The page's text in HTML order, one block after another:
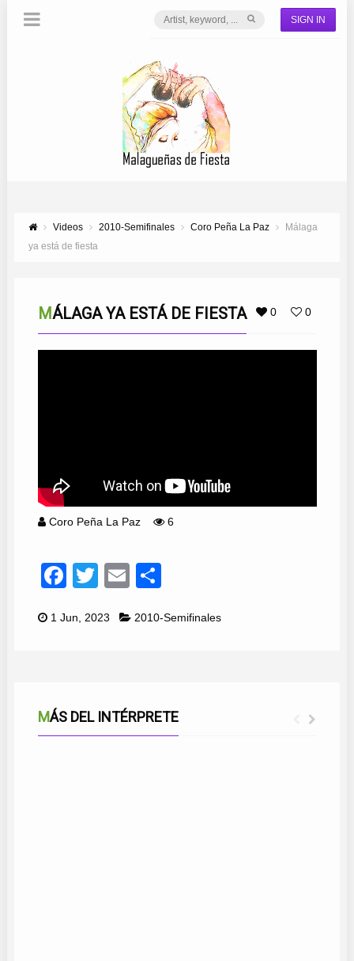
SIGN IN
Videos 2010-Semifinales Coro Peña La Paz
Málaga
ya está de fiesta
0 0
MÁLAGA YA ESTÁ DE FIESTA
Coro Peña La Paz 6
Facebook
TwitterEmail
1 Jun, 2023 2010-Semifinales
MÁS DEL INTÉRPRETE
PIROPO A MÁLAGA